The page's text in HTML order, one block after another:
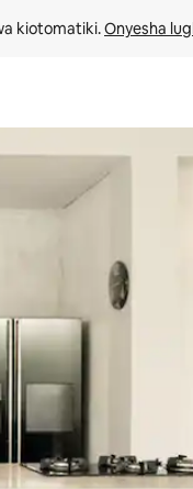
kiotomatiki. Onyesha
au uchunguze kwa